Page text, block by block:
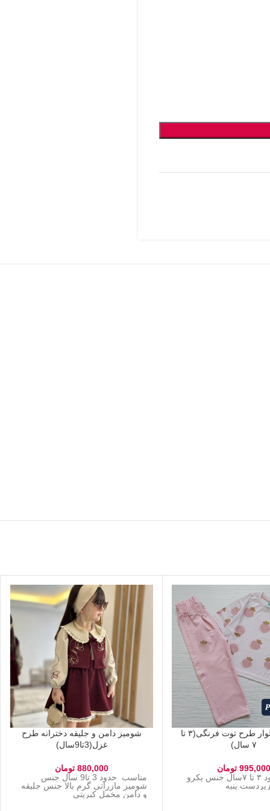
تیشرت شلوار طرح توت فرنگی(۳ تا
۷ سال)
995,000 تومان
مناسب حدود ۳ تا ۷سال جنس یکرو
زیردست پنبه
شومیز دامن و جلیقه دخترانه طرح
غزل(3تا9سال)
880,000 تومان
مناسب حدود 3 تا9 سال جنس
شومیز مازراتی گرم بالا جنس جلیقه
و دامن مخمل کبریتی